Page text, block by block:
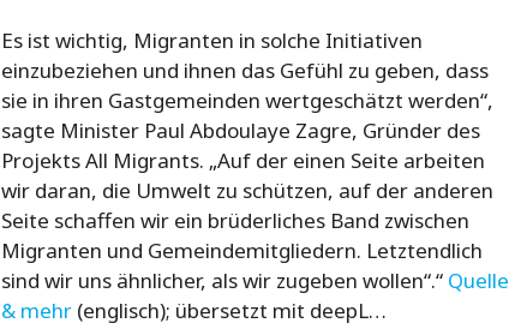
Es ist wichtig, Migranten in solche Initiativen
einzubeziehen und ihnen das Gefühl zu geben, dass
sie in ihren Gastgemeinden wertgeschätzt werden“,
sagte Minister Paul Abdoulaye Zagre, Gründer des
Projekts All Migrants. „Auf der einen Seite arbeiten
wir daran, die Umwelt zu schützen, auf der anderen
Seite schaffen wir ein brüderliches Band zwischen
Migranten und Gemeindemitgliedern. Letztendlich
sind wir uns ähnlicher, als wir zugeben wollen“.“ Quelle
& mehr (englisch); übersetzt mit deepL…